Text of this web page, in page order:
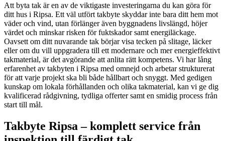
Att byta tak är en av de viktigaste investeringarna du kan göra för
ditt hus i Ripsa. Ett väl utfört takbyte skyddar inte bara ditt hem mot
väder och vind, utan förlänger även byggnadens livslängd, höjer
värdet och minskar risken för fuktskador samt energiläckage.
Oavsett om ditt nuvarande tak börjar visa tecken på slitage, läcker
eller om du vill uppgradera till ett modernare och mer energieffektivt
takmaterial, är det avgörande att anlita rätt kompetens. Vi har lång
erfarenhet av takbyten i Ripsa med omnejd och arbetar strukturerat
för att varje projekt ska bli både hållbart och snyggt. Med gedigen
kunskap om lokala förhållanden och olika takmaterial, kan vi ge dig
kvalificerad rådgivning, tydliga offerter samt en smidig process från
start till mål.
Takbyte Ripsa – komplett service från